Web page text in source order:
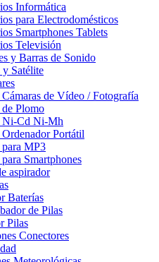
Informática
para Electrodomésticos
Smartphones Tablets
Televisión
y Barras de Sonido
y Satélite
de Vídeo / Fotografía
Plomo
Ni-Cd Ni-Mh
Portátil
MP3
Smartphones
aspirador
Baterías
de Pilas
Pilas
Conectores